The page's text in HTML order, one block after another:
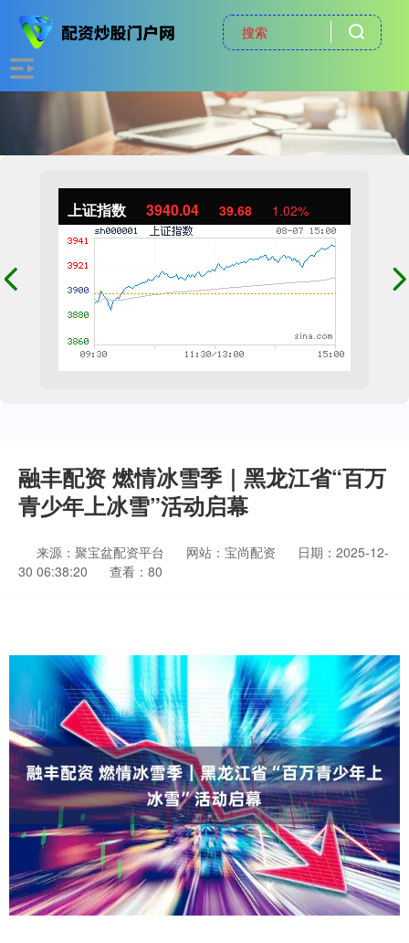
上证指数 3940.04 39.68 1.02%
融丰配资 燃情冰雪季｜黑龙江省“百万
青少年上冰雪”活动启幕
来源：聚宝盆配资平台 网站：宝尚配资
日期：2025-12-
30 06:38:20
查看：80